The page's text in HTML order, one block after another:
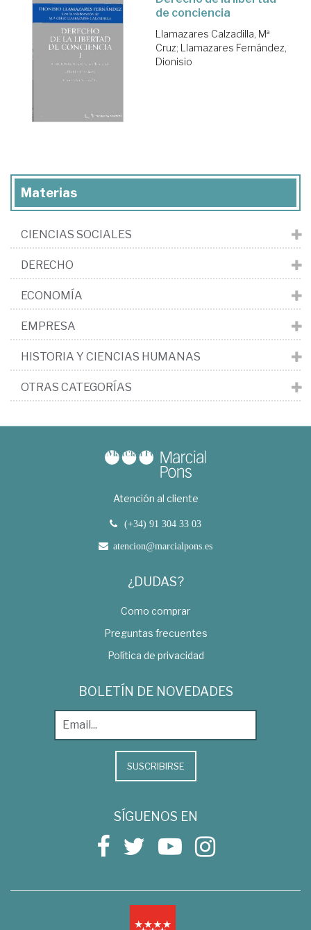
de conciencia
Llamazares Calzadilla, Mª
Cruz; Llamazares Fernández,
Dionisio
Materias
CIENCIAS SOCIALES
DERECHO
ECONOMÍA
EMPRESA
HISTORIA Y CIENCIAS HUMANAS
OTRAS CATEGORÍAS
Atención al cliente
(+34) 91 304 33 03
atencion@marcialpons.es
¿DUDAS?
Como comprar
Preguntas frecuentes
Política de privacidad
BOLETÍN DE NOVEDADES
SUSCRIBIRSE
SÍGUENOS EN